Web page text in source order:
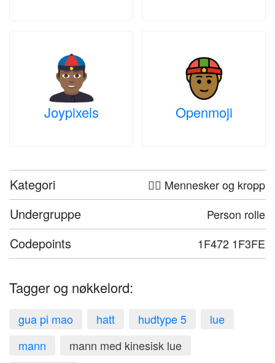
Joypixels Openmoji
Kategori 🤦‍♀️ Mennesker og kropp
Undergruppe Person rolle
Codepoints 1F472 1F3FE
Tagger og nøkkelord:
gua pi mao hatt hudtype 5
lue
mann
mann med kinesisk lue